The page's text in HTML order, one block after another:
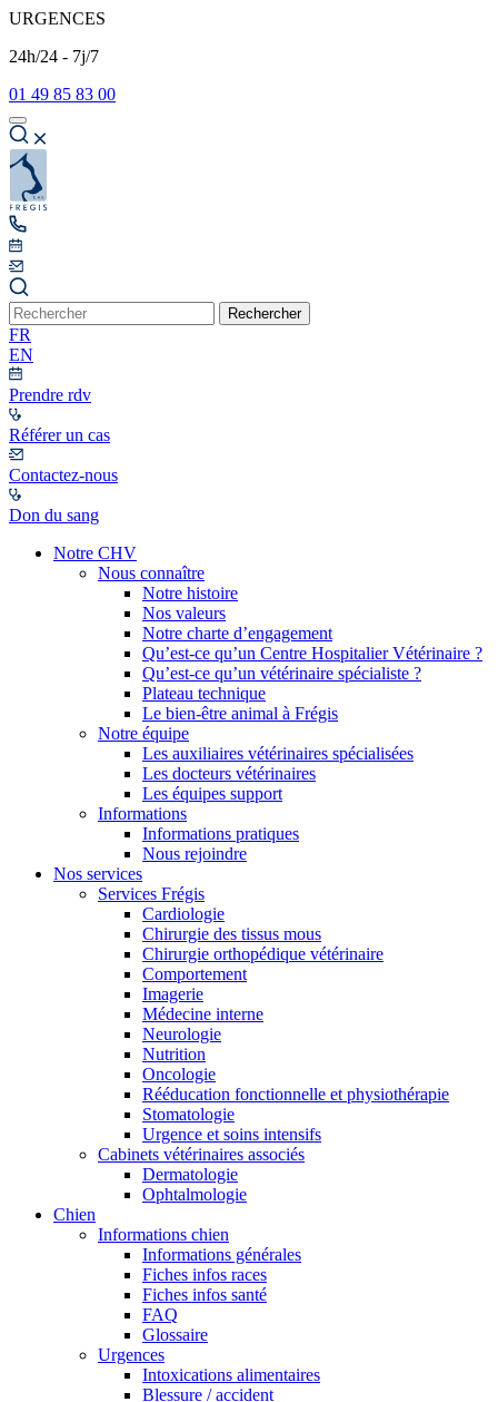
URGENCES
24h/24 - 7j/7
01 49 85 83 00
Rechercher
FR
EN
Prendre rdv
Référer un cas
Contactez-nous
Don du sang
Notre CHV
Nous connaître
Notre histoire
Nos valeurs
Notre charte d’engagement
Qu’est-ce qu’un Centre Hospitalier Vétérinaire ?
Qu’est-ce qu’un vétérinaire spécialiste ?
Plateau technique
Le bien-être animal à Frégis
Notre équipe
Les auxiliaires vétérinaires spécialisées
Les docteurs vétérinaires
Les équipes support
Informations
Informations pratiques
Nous rejoindre
Nos services
Services Frégis
Cardiologie
Chirurgie des tissus mous
Chirurgie orthopédique vétérinaire
Comportement
Imagerie
Médecine interne
Neurologie
Nutrition
Oncologie
Rééducation fonctionnelle et physiothérapie
Stomatologie
Urgence et soins intensifs
Cabinets vétérinaires associés
Dermatologie
Ophtalmologie
Chien
Informations chien
Informations générales
Fiches infos races
Fiches infos santé
FAQ
Glossaire
Urgences
Intoxications alimentaires
Blessure / accident